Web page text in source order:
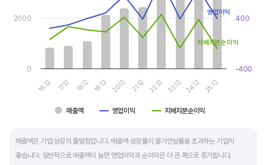
매출액 영업이익 지배지분순이익
16.12 17.12 18.12 19.12 20.12 21.12 22.12 23.12 24.12 25.12
0
2000
-400
400
영업이익
지배지분순이익
매출액은 기업 성장의 출발점입니다. 매출액 성장률이 물가인상률을 초과하는 기업이
좋습니다. 일반적으로 매출액이 늘면 영업이익과 순이익은 더 큰 폭으로 증가합니다.